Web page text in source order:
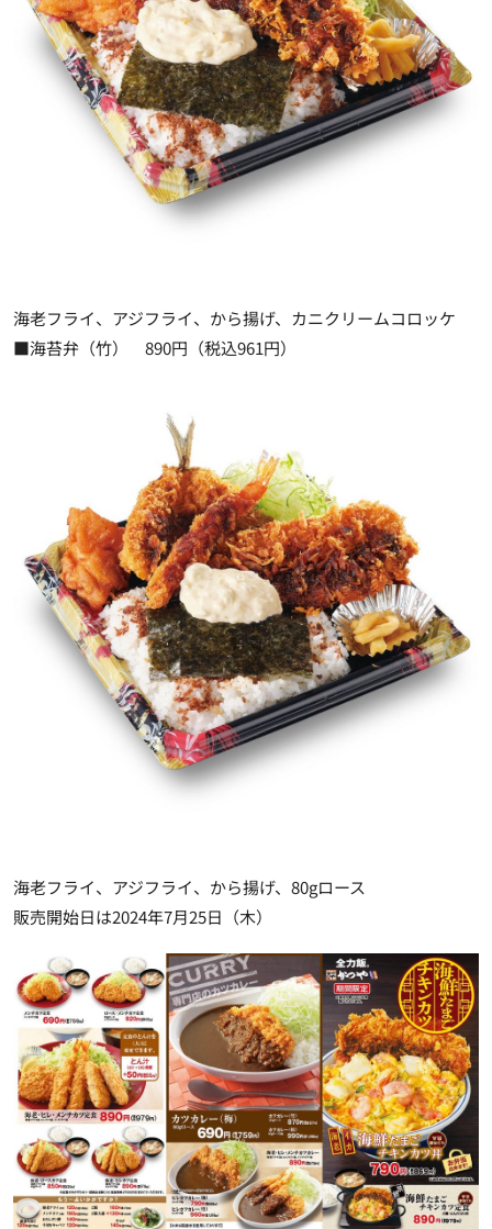
海老フライ、アジフライ、から揚げ、カニクリームコロッケ
■海苔弁（竹） 890円（税込961円）
海老フライ、アジフライ、から揚げ、80gロース
販売開始日は2024年7月25日（木）